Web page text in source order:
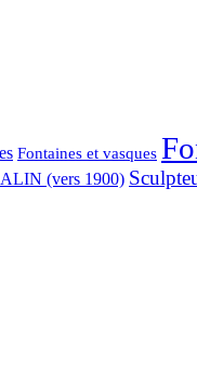
Fontaines et vasques
(vers 1900)